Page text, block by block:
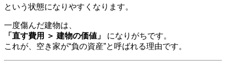
という状態になりやすくなります。
一度傷んだ建物は、
「直す費用 ＞ 建物の価値」
になりがちです。
これが、空き家が“負の資産”と呼ばれる理由です。